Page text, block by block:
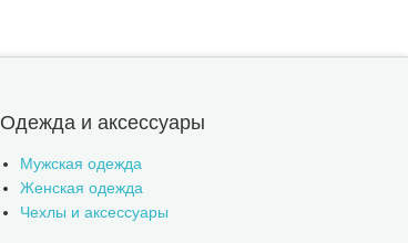
Одежда и аксессуары
Мужская одежда
Женская одежда
Чехлы и аксессуары